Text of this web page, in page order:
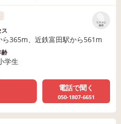
リストに
保存
ら365m、近鉄富田駅から561m
齢
学生
電話で聞く
050-1807-6651